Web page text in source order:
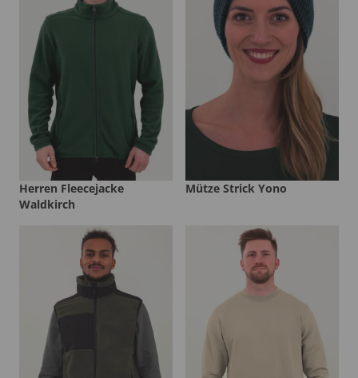
Herren Fleecejacke
Waldkirch
Mütze Strick Yono